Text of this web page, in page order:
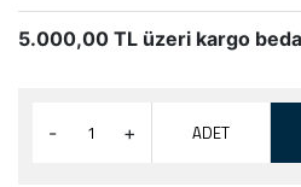
5.000,00 TL üzeri kargo
- + ADET